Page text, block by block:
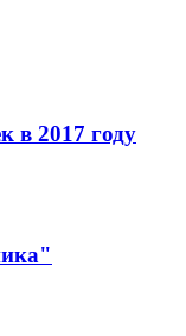
в 2017 году